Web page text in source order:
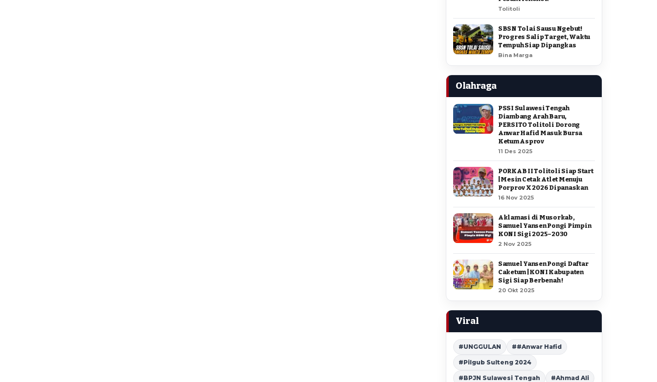
Tolitoli
SBSN Tolai Sausu Ngebut!
Progres Salip Target, Waktu
Tempuh Siap Dipangkas
Bina Marga
Olahraga
PSSI Sulawesi Tengah
Diambang Arah Baru,
PERSITO Tolitoli Dorong
Anwar Hafid Masuk Bursa
Ketum Asprov
11 Des 2025
PORKAB II Tolitoli Siap Start
| Mesin Cetak Atlet Menuju
Porprov X 2026 Dipanaskan
16 Nov 2025
Aklamasi di Musorkab,
Samuel Yansen Pongi Pimpin
KONI Sigi 2025–2030
2 Nov 2025
Samuel Yansen Pongi Daftar
Caketum | KONI Kabupaten
Sigi Siap Berbenah !
20 Okt 2025
Viral
#UNGGULAN ##Anwar Hafid
#Pilgub Sulteng 2024
#BPJN Sulawesi Tengah #Ahmad Ali